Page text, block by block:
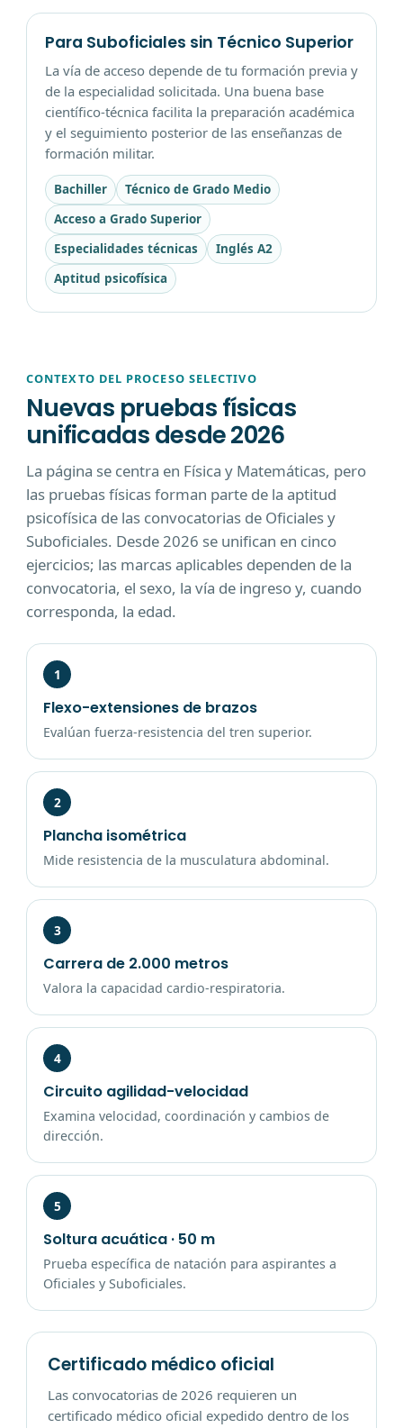
Para Suboficiales sin Técnico Superior
La vía de acceso depende de tu formación previa y
de la especialidad solicitada. Una buena base
científico-técnica facilita la preparación académica
y el seguimiento posterior de las enseñanzas de
formación militar.
Bachiller
Técnico de Grado Medio
Acceso a Grado Superior
Especialidades técnicas
Inglés A2
Aptitud psicofísica
CONTEXTO DEL PROCESO SELECTIVO
Nuevas pruebas físicas
unificadas desde 2026
La página se centra en Física y Matemáticas, pero
las pruebas físicas forman parte de la aptitud
psicofísica de las convocatorias de Oficiales y
Suboficiales. Desde 2026 se unifican en cinco
ejercicios; las marcas aplicables dependen de la
convocatoria, el sexo, la vía de ingreso y, cuando
corresponda, la edad.
1
Flexo-extensiones de brazos
Evalúan fuerza-resistencia del tren superior.
2
Plancha isométrica
Mide resistencia de la musculatura abdominal.
3
Carrera de 2.000 metros
Valora la capacidad cardio-respiratoria.
4
Circuito agilidad-velocidad
Examina velocidad, coordinación y cambios de
dirección.
5
Soltura acuática · 50 m
Prueba específica de natación para aspirantes a
Oficiales y Suboficiales.
Certificado médico oficial
Las convocatorias de 2026 requieren un
certificado médico oficial expedido dentro de los